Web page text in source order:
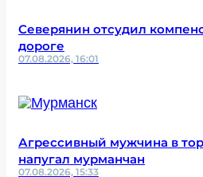
Северянин отсудил
дороге
07.08.2026, 16:01
Агрессивный мужчина в
напугал мурманчан
07.08.2026, 15:33